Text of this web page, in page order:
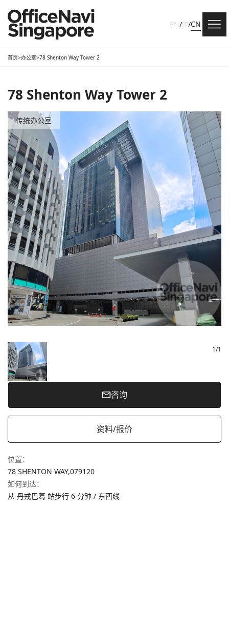
EN/JP/CN
首页>办公室>78 Shenton Way Tower 2
78 Shenton Way Tower 2
传统办公室
1/1
咨询
资料/报价
位置：
78 SHENTON WAY,079120
如何到达：
从 丹戎巴葛 站步行 6 分钟 / 东西线